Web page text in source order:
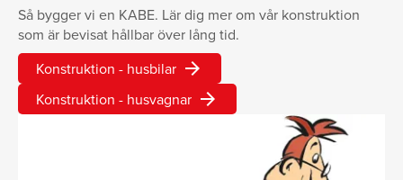
Så bygger vi en KABE. Lär dig mer om vår konstruktion
som är bevisat hållbar över lång tid.
Konstruktion - husbilar arrow_forward
Konstruktion - husvagnar arrow_forward